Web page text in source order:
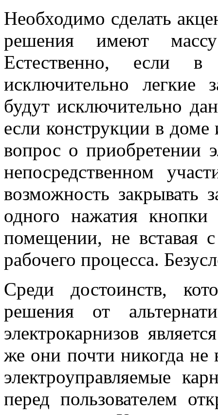
Необходимо сделать
решения имеют
Естественно, если
исключительно легкие
будут исключительно
если конструкции в
вопрос о приобретении
непосредственном
возможность
одного нажатия
помещении, не вставая
рабочего процесса.
Среди достоинств,
решения от
электрокарнизов
же они почти никогда не
электроуправляемые
перед пользователем